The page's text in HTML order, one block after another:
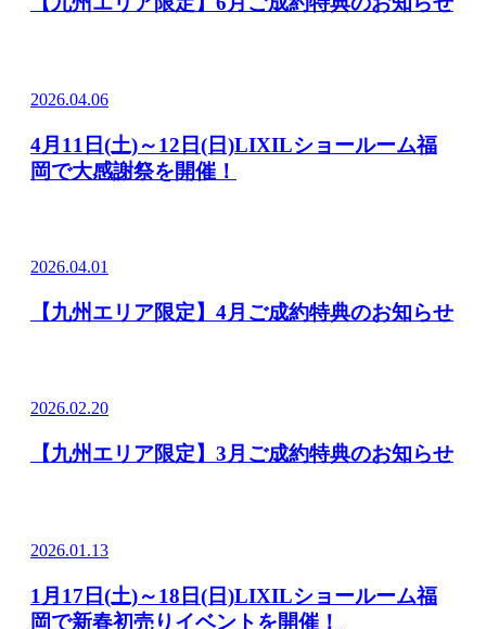
2026.04.06
4月11日(土)～12日(日)LIXILショールーム福
岡で大感謝祭を開催！
2026.04.01
【九州エリア限定】4月ご成約特典のお知らせ
2026.02.20
【九州エリア限定】3月ご成約特典のお知らせ
2026.01.13
1月17日(土)～18日(日)LIXILショールーム福
岡で新春初売りイベントを開催！